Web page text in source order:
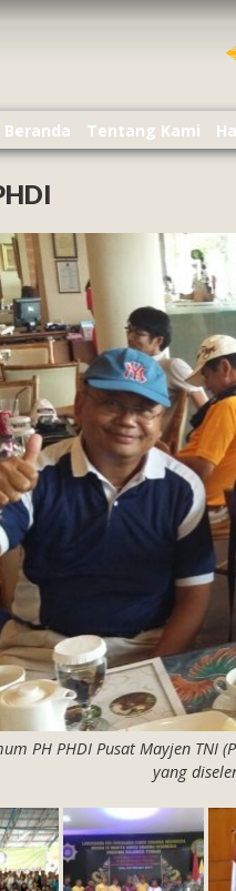
Beranda Tentang Kami
PH PHDI Pusat Mayjen TNI
yang